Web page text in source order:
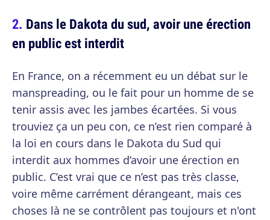
Dans le Dakota du sud, avoir une érection
en public est interdit
En France, on a récemment eu un débat sur le
manspreading, ou le fait pour un homme de se
tenir assis avec les jambes écartées. Si vous
trouviez ça un peu con, ce n’est rien comparé à
la loi en cours dans le Dakota du Sud qui
interdit aux hommes d’avoir une érection en
public. C’est vrai que ce n’est pas très classe,
voire même carrément dérangeant, mais ces
choses là ne se contrôlent pas toujours et n'ont